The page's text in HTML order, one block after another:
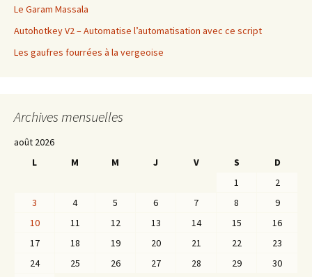
Le Garam Massala
Autohotkey V2 – Automatise l’automatisation avec ce script
Les gaufres fourrées à la vergeoise
Archives mensuelles
août 2026
L
M M J V S
D
1
2
3
4 5 6 7 8
9
10
11 12 13 14 15
16
17
18 19 20 21 22
23
24
25 26 27 28 29 30